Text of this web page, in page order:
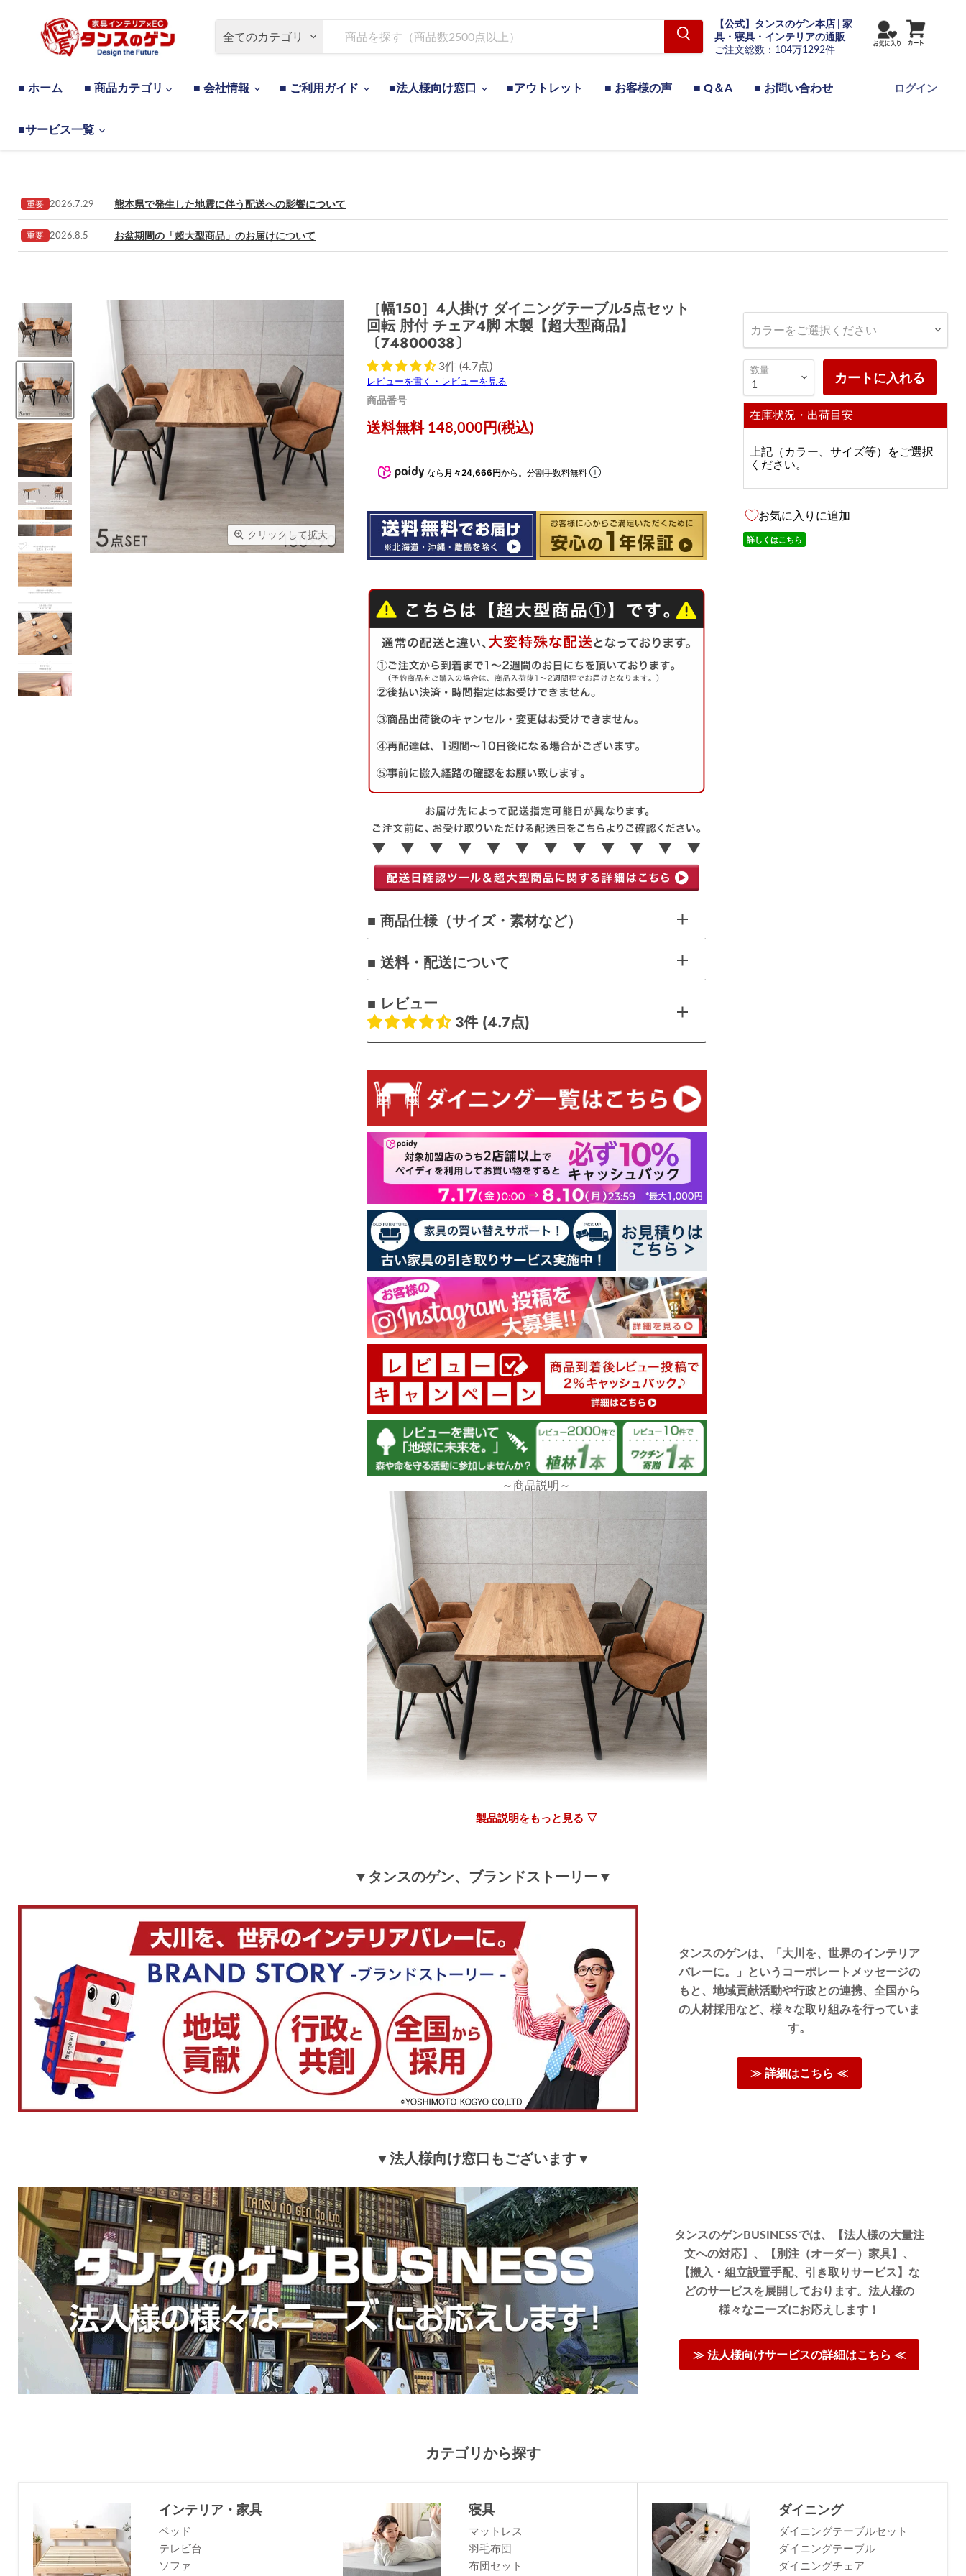
全てのカテゴリ
【公式】タンスのゲン本店 | 家
具・寝具・インテリアの通販
ご注文総数：104万1292件
■ ホーム ■ 商品カテゴリ ■ 会社情報 ■ ご利用ガイド ■法人様向け窓口 ■アウトレット ■ お客様の声 ■ Q＆A ■ お問い合わせ
■サービス一覧
ログイン
重要 2026.7.29 熊本県で発生した地震に伴う配送への影響について
重要 2026.8.5 お盆期間の「超大型商品」のお届けについて
クリックして拡大
［幅150］4人掛け ダイニングテーブル5点セット
回転 肘付 チェア4脚 木製【超大型商品】
〔74800038〕
3件 (4.7点)
レビューを書く・レビューを見る
商品番号
現在の価格
送料無料 148,000円(税込)
なら 月々24,666円から。分割手数料無料
■ 商品仕様（サイズ・素材など）
■ 送料・配送について
■ レビュー
3件 (4.7点)
お客様のレビュー
5つ星中4.67つ星
レビュー数 3 件
2
1
0
0
0
02/06/2023
天板の質感、肌触り、椅子の座り心地ともに気に入っています。
ネットでの購入だったので少し心配でしたが、毎日気持ち良く使
っています。
>>タンスのゲンが返信しました
レビューのご投稿ありがとうございます。
「天板の質感、肌触り、椅子の座り心地ともに気に入ってい
ます」とのことで、製品の仕様にもご満足していただけたよ
うで嬉しく思います。またご縁がありましたら、当店をご利
用下さいませ。誠にありがとうございました。
03/28/2022
tansu-gen160170
ネットで買うので心配しましたがテーブルもイスも大変満足して
います。
>>タンスのゲンが返信しました
この度はタンスのゲンをご利用いただきまして、誠にありが
とうございます。
商品を気に入って頂けたご様子で、大変嬉しく思います。
末永くご愛用頂ければ幸いです。
今後もご来店頂く全てのお客様に、気持ち良くお買い物頂け
満足です!
予約してたのがやっと届きました。お値段もそれなりにするの
で、ネットで買うのは迷いましたが、購入してよかったです。搬
入設置も素早くやって頂き助かりました。
>>タンスのゲンが返信しました
この度は、当店をご利用頂き誠にありがとうございます。
また商品到着まで、お待ちいただきありがとうございます。
お客様より「購入してよかったです」との言葉がいただけ大
変嬉しい限りです。
今後もお客様にご愛用いただける商品を提供できるよう精進
致します。
またのご利用を心よりお待ちしております。
～商品説明～
製品説明をもっと見る ▽
カラーをご選択ください
数量 カートに入れる
在庫状況・出荷目安
上記（カラー、サイズ等）をご選択
ください。
お気に入りに追加
詳しくはこちら
▼タンスのゲン、ブランドストーリー▼
タンスのゲンは、「大川を、世界のインテリア
バレーに。」というコーポレートメッセージの
もと、地域貢献活動や行政との連携、全国から
の人材採用など、様々な取り組みを行っていま
す。
≫ 詳細はこちら ≪
▼法人様向け窓口もございます▼
タンスのゲンBUSINESSでは、【法人様の大量注
文への対応】、【別注（オーダー）家具】、
【搬入・組立設置手配、引き取りサービス】な
どのサービスを展開しております。法人様の
様々なニーズにお応えします！
≫ 法人様向けサービスの詳細はこちら ≪
カテゴリから探す
インテリア・家具
ベッド
テレビ台
ソファ
寝具
マットレス
羽毛布団
布団セット
ダイニング
ダイニングテーブルセット
ダイニングテーブル
ダイニングチェア